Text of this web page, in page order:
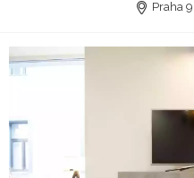
Praha